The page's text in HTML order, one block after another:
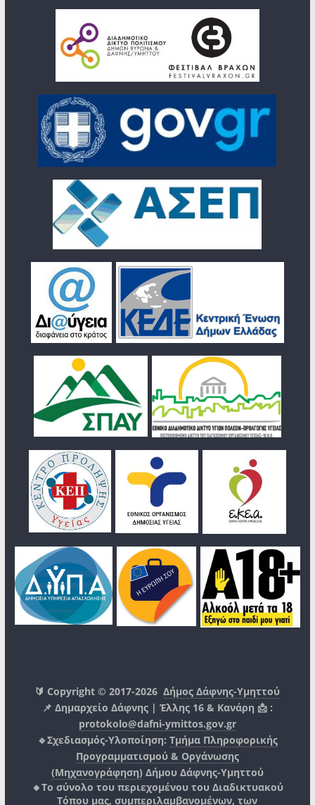
🔰 Copyright © 2017-2026Δήμος Δάφνης-Υμηττού
📌 Δημαρχείο Δάφνης | Έλλης 16 & Κανάρη 📩 :
protokolo@dafni-ymittos.gov.gr
🔹Σχεδιασμός-Υλοποίηση: Τμήμα Πληροφορικής
Προγραμματισμού & Οργάνωσης
(Μηχανογράφηση) Δήμου Δάφνης-Υμηττού
🔸Το σύνολο του περιεχομένου του Διαδικτυακού
Τόπου μας, συμπεριλαμβανομένων, των